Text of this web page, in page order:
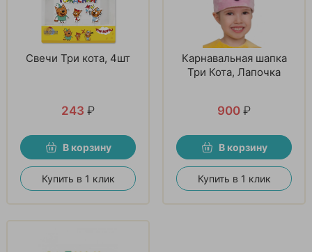
Свечи Три кота, 4шт
243 ₽
В корзину
Купить в 1 клик
Карнавальная шапка
Три Кота, Лапочка
900 ₽
В корзину
Купить в 1 клик